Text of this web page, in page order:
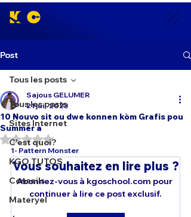
Post
Tous les posts
Sites Internet
C'est quoi?
KGO TUTOS
Conseils
Materyel
Tous les posts
10 Nouvo sit ou dwe konnen kòm Grafis pou
Summer a
Sajous GELUMER
21 juil. 2023
Noté NaN étoiles sur 5.
1- Pattern Monster
Vous souhaitez en lire plus ?
Abonnez-vous à kgoschool.com pour
continuer à lire ce post exclusif.